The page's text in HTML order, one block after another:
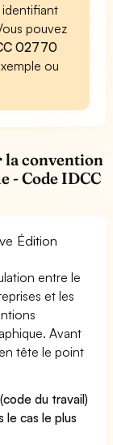
pouvez
02770
ou
convention
- Code IDCC
Édition
entre le
et les
Avant
tête le point
du travail)
cas le plus